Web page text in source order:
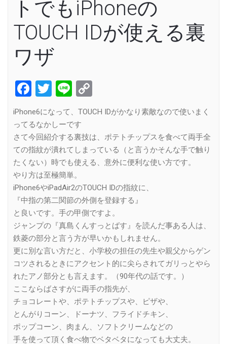
トでもiPhoneの
TOUCH IDが使える裏
ワザ
Facebook
Twitter
Line
Link
iPhone6になって、TOUCH IDがかなり素敵なので使いまく
ってるなかしーです
さて今回紹介する裏技は、ポテトチップスを食べて両手全
ての指紋が潰れてしまっている（と言うかそんな手で触り
たくない）時でも使える、意外に便利な使い方です。
やり方は至極簡単。
iPhone6やiPadAir2のTOUCH IDの指紋に、
『中指の第二関節の外側を登録する』
と良いです。手の甲側ですよ。
ジャンプの『真島くんすっとばす』を読んだ事ある人は、
鉄菱の部分と言う方が早いかもしれません。
更に別な言い方だと、小学校の担任の先生や親父からゲン
コツされるときにアクセント的に尖らされてガリっとやら
れたアノ部分とも言えます。（90年代の話です。）
ここならばさすがに両手の指先が、
チョコレートや、ポテトチップスや、ピザや、
とんがりコーン、ドーナツ、フライドチキン、
ポップコーン、肉まん、ソフトクリームなどの
手を使って頂く食べ物でベタベタになっても大丈夫。